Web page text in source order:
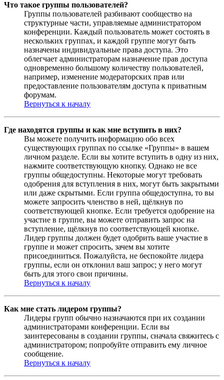
Что такое группы пользователей?
Группы пользователей разбивают сообщество на
структурные части, управляемые администратором
конференции. Каждый пользователь может состоять в
нескольких группах, и каждой группе могут быть
назначены индивидуальные права доступа. Это
облегчает администраторам назначение прав доступа
одновременно большому количеству пользователей,
например, изменение модераторских прав или
предоставление пользователям доступа к приватным
форумам.
Вернуться к началу
Где находятся группы и как мне вступить в них?
Вы можете получить информацию обо всех
существующих группах по ссылке «Группы» в вашем
личном разделе. Если вы хотите вступить в одну из них,
нажмите соответствующую кнопку. Однако не все
группы общедоступны. Некоторые могут требовать
одобрения для вступления в них, могут быть закрытыми
или даже скрытыми. Если группа общедоступна, то вы
можете запросить членство в ней, щёлкнув по
соответствующей кнопке. Если требуется одобрение на
участие в группе, вы можете отправить запрос на
вступление, щёлкнув по соответствующей кнопке.
Лидер группы должен будет одобрить ваше участие в
группе и может спросить, зачем вы хотите
присоединиться. Пожалуйста, не беспокойте лидера
группы, если он отклонил ваш запрос; у него могут
быть для этого свои причины.
Вернуться к началу
Как мне стать лидером группы?
Лидеры групп обычно назначаются при их создании
администраторами конференции. Если вы
заинтересованы в создании группы, сначала свяжитесь с
администратором; попробуйте отправить ему личное
сообщение.
Вернуться к началу